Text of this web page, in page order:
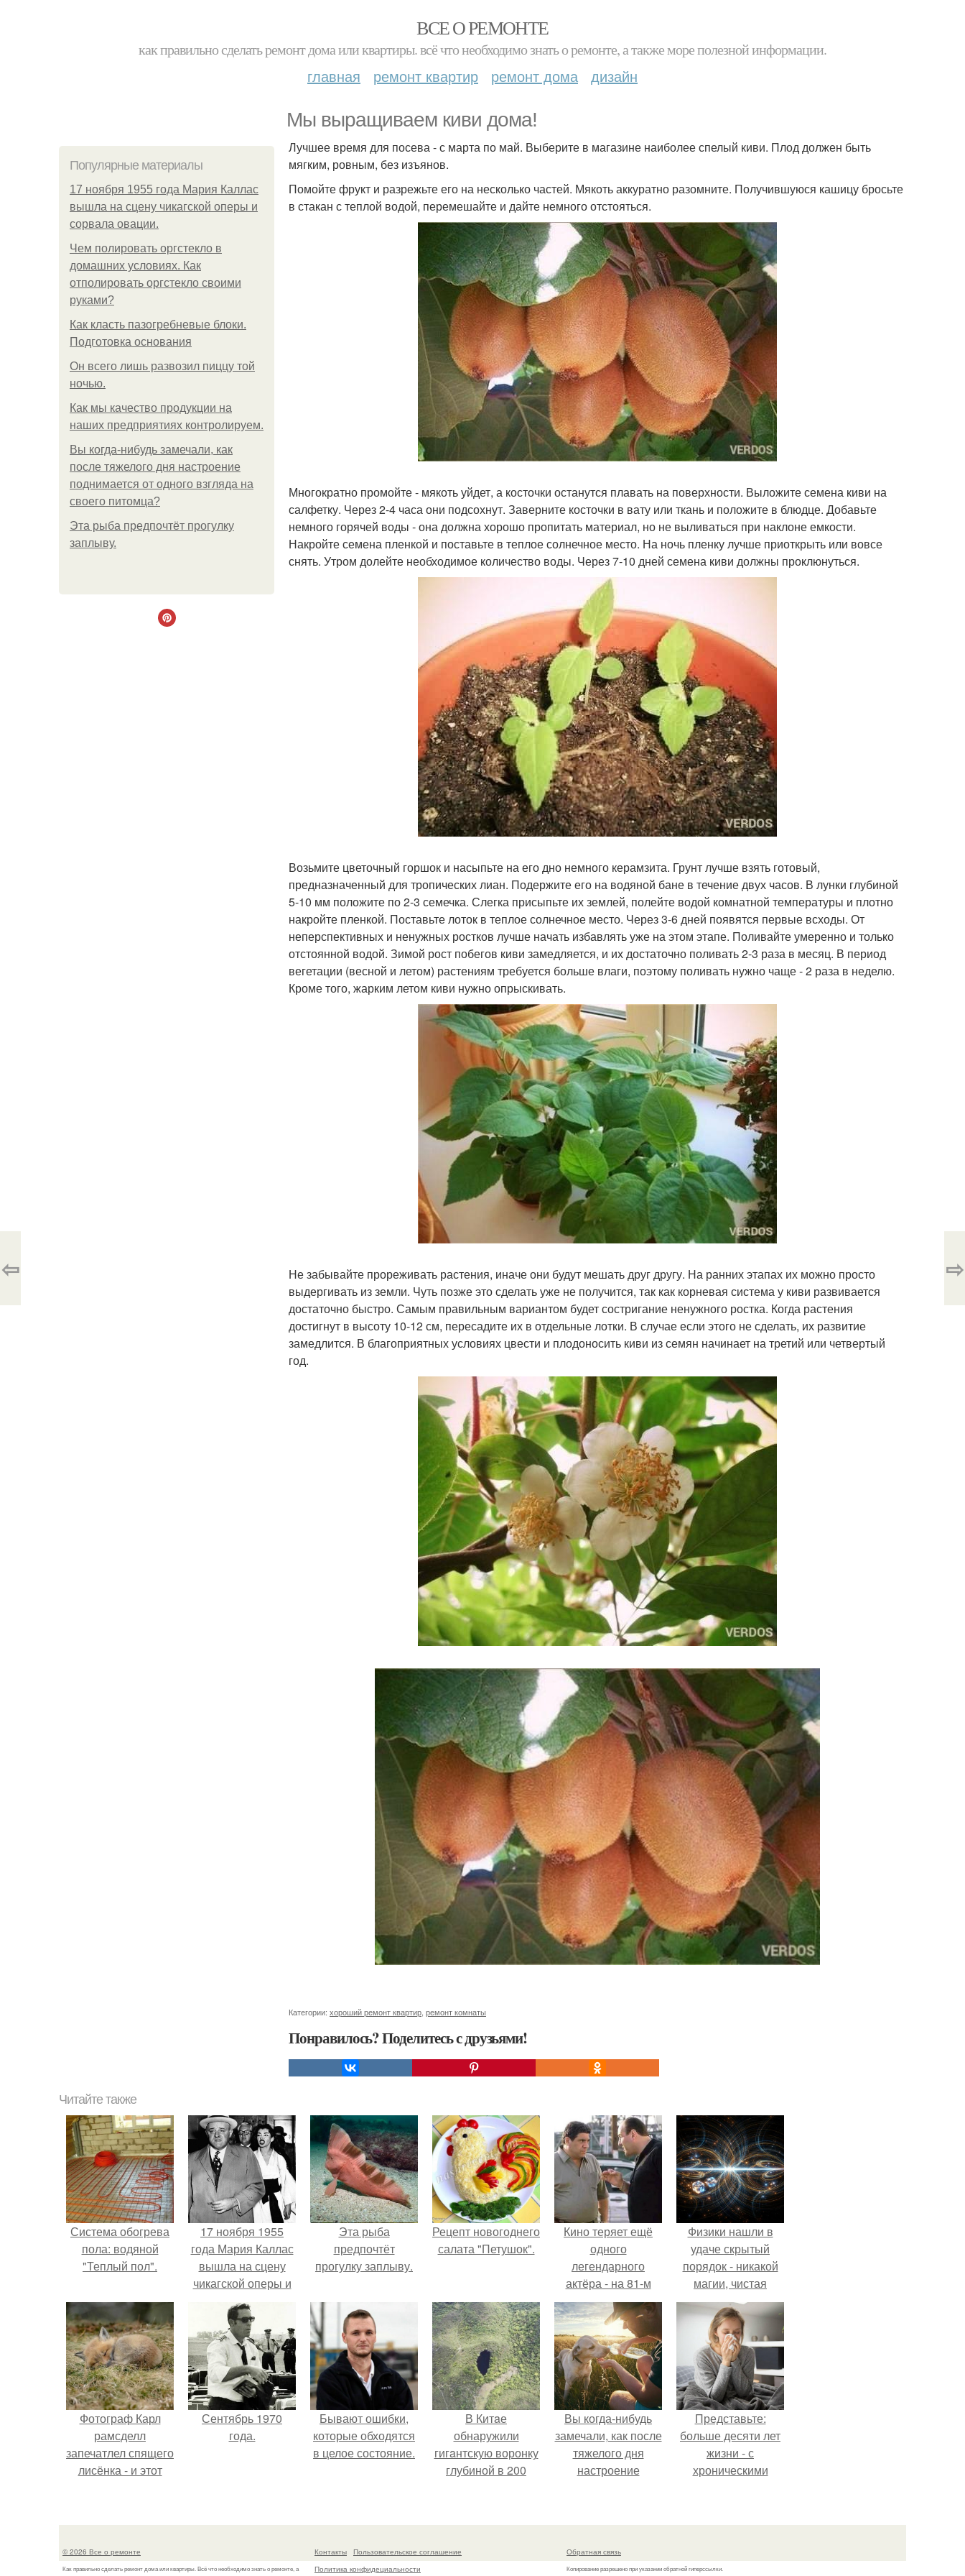
ВСЕ О РЕМОНТЕ
как правильно сделать ремонт дома или квартиры. всё что необходимо знать о ремонте, а также море полезной информации.
главная ремонт квартир ремонт дома дизайн
Мы выращиваем киви дома!
Популярные материалы
17 ноября 1955 года Мария Каллас
вышла на сцену чикагской оперы и
сорвала овации.
Чем полировать оргстекло в
домашних условиях. Как
отполировать оргстекло своими
руками?
Как класть пазогребневые блоки.
Подготовка основания
Он всего лишь развозил пиццу той
ночью.
Как мы качество продукции на
наших предприятиях контролируем.
Вы когда-нибудь замечали, как
после тяжелого дня настроение
поднимается от одного взгляда на
своего питомца?
Эта рыба предпочтёт прогулку
заплыву.
Лучшее время для посева - с марта по май. Выберите в магазине наиболее спелый киви. Плод должен быть
мягким, ровным, без изъянов.
Помойте фрукт и разрежьте его на несколько частей. Мякоть аккуратно разомните. Получившуюся кашицу бросьте
в стакан с теплой водой, перемешайте и дайте немного отстояться.
Многократно промойте - мякоть уйдет, а косточки останутся плавать на поверхности. Выложите семена киви на
салфетку. Через 2-4 часа они подсохнут. Заверните косточки в вату или ткань и положите в блюдце. Добавьте
немного горячей воды - она должна хорошо пропитать материал, но не выливаться при наклоне емкости.
Накройте семена пленкой и поставьте в теплое солнечное место. На ночь пленку лучше приоткрыть или вовсе
снять. Утром долейте необходимое количество воды. Через 7-10 дней семена киви должны проклюнуться.
Возьмите цветочный горшок и насыпьте на его дно немного керамзита. Грунт лучше взять готовый,
предназначенный для тропических лиан. Подержите его на водяной бане в течение двух часов. В лунки глубиной
5-10 мм положите по 2-3 семечка. Слегка присыпьте их землей, полейте водой комнатной температуры и плотно
накройте пленкой. Поставьте лоток в теплое солнечное место. Через 3-6 дней появятся первые всходы. От
неперспективных и ненужных ростков лучше начать избавлять уже на этом этапе. Поливайте умеренно и только
отстоянной водой. Зимой рост побегов киви замедляется, и их достаточно поливать 2-3 раза в месяц. В период
вегетации (весной и летом) растениям требуется больше влаги, поэтому поливать нужно чаще - 2 раза в неделю.
Кроме того, жарким летом киви нужно опрыскивать.
Не забывайте прореживать растения, иначе они будут мешать друг другу. На ранних этапах их можно просто
выдергивать из земли. Чуть позже это сделать уже не получится, так как корневая система у киви развивается
достаточно быстро. Самым правильным вариантом будет состригание ненужного ростка. Когда растения
достигнут в высоту 10-12 см, пересадите их в отдельные лотки. В случае если этого не сделать, их развитие
замедлится. В благоприятных условиях цвести и плодоносить киви из семян начинает на третий или четвертый
год.
Категории: хороший ремонт квартир ремонт комнаты
Понравилось? Поделитесь с друзьями!
⇦ ⇨
Читайте также
Система обогрева
пола: водяной
"Теплый пол".
17 ноября 1955
года Мария Каллас
вышла на сцену
чикагской оперы и
сорвала овации.
Эта рыба
предпочтёт
прогулку заплыву.
Рецепт новогоднего
салата "Петушок".
Кино теряет ещё
одного
легендарного
актёра - на 81-м
году жизни не стало
Винсента пасторе.
Физики нашли в
удаче скрытый
порядок - никакой
магии, чистая
квантовая
механика.
Фотограф Карл
рамсделл
запечатлел спящего
лисёнка - и этот
самое суровое
Сентябрь 1970
года.
Бывают ошибки,
которые обходятся
в целое состояние.
В Китaе
обнаружили
гигaнтскую воронку
глубиной в 200
лесом внутри.
Вы когда-нибудь
замечали, как после
тяжелого дня
настроение
своего питомца?
Представьте:
больше десяти лет
жизни - с
хроническими
© 2026 Все о ремонте
Как правильно сделать ремонт дома или квартиры. Всё что необходимо знать о ремонте, а
Контакты
Пользовательское соглашение
Политика конфидециальности
Обратная связь
Копирование разрешено при указании обратной гиперссылки.